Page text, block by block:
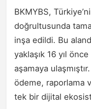
BKMYBS,
doğrultusunda
inşa edildi. Bu
yaklaşık 16 yıl
aşamaya
ödeme, raporlama
tek bir dijital